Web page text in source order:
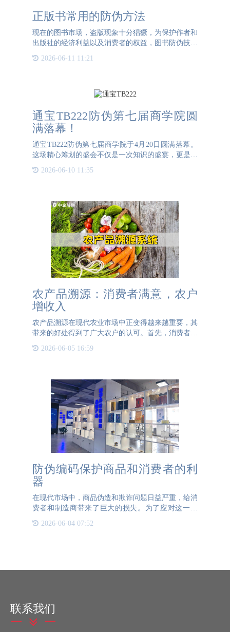
正版书常用的防伪方法
现在的图书市场，盗版现象十分猖獗，为保护作者和
出版社的经济利益以及消费者的权益，图书防伪技术
哪些呢？1. 水印纸张：通过特殊的印刷方式制作，
2026-06-11 11:21
通宝TB222防伪第七届商学院圆
满落幕！
通宝TB222防伪第七届商学院于4月20日圆满落幕。
这场精心筹划的盛会不仅是一次知识的盛宴，更是公
体现。通宝TB222防伪商学院，这个承载着深厚企业
2026-06-10 11:35
农产品溯源：消费者满意，农户
增收入
农产品溯源在现代农业市场中正变得越来越重要，其
带来的好处得到了广大农户的认可。首先，消费者是
农户的核心关注点，因为他们的购买决定着农户的收
入。为了让消费者满意，农产品溯源提供了一种透明
2026-06-05 16:59
防伪编码保护商品和消费者的利
器
在现代市场中，商品伪造和欺诈问题日益严重，给消
费者和制造商带来了巨大的损失。为了应对这一挑
战，防伪编码成为了一种重要的技术工具，它不仅有
助于识别真伪，还能提供额外的信息和价值。让我们
2026-06-04 07:52
联系我们